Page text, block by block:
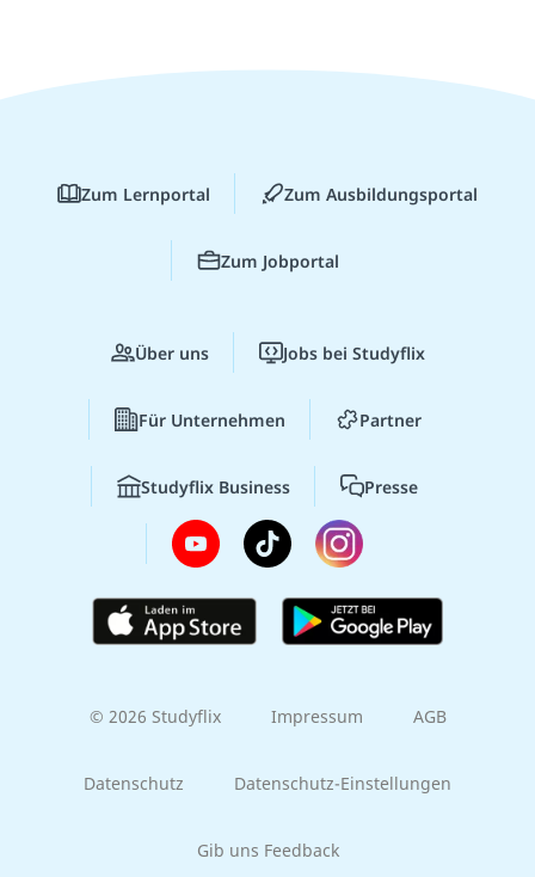
Zum Lernportal Zum Ausbildungsportal
Zum Jobportal
Über uns Jobs bei Studyflix
Für Unternehmen Partner
Studyflix Business Presse
© 2026 Studyflix Impressum AGB
Datenschutz Datenschutz-Einstellungen
Gib uns Feedback